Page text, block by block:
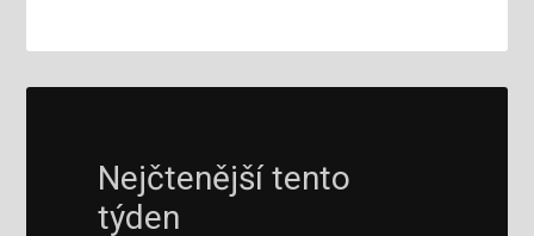
Nejčtenější tento
týden